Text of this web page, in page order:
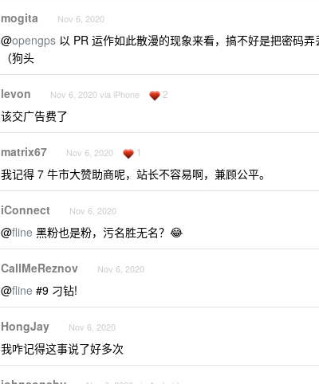
mogita Nov 6, 2020
@opengps 以 PR 运作如此散漫的现象来看，搞不好是把密码
（狗头
levon Nov 6, 2020 via iPhone 2
该交广告费了
matrix67 Nov 6, 2020 1
我记得 7 牛市大赞助商呢，站长不容易啊，兼顾公平。
iConnect Nov 6, 2020
@fline 黑粉也是粉，污名胜无名？😂
CallMeReznov Nov 6, 2020
@fline #9 刁钻!
HongJay Nov 6, 2020
我咋记得这事说了好多次